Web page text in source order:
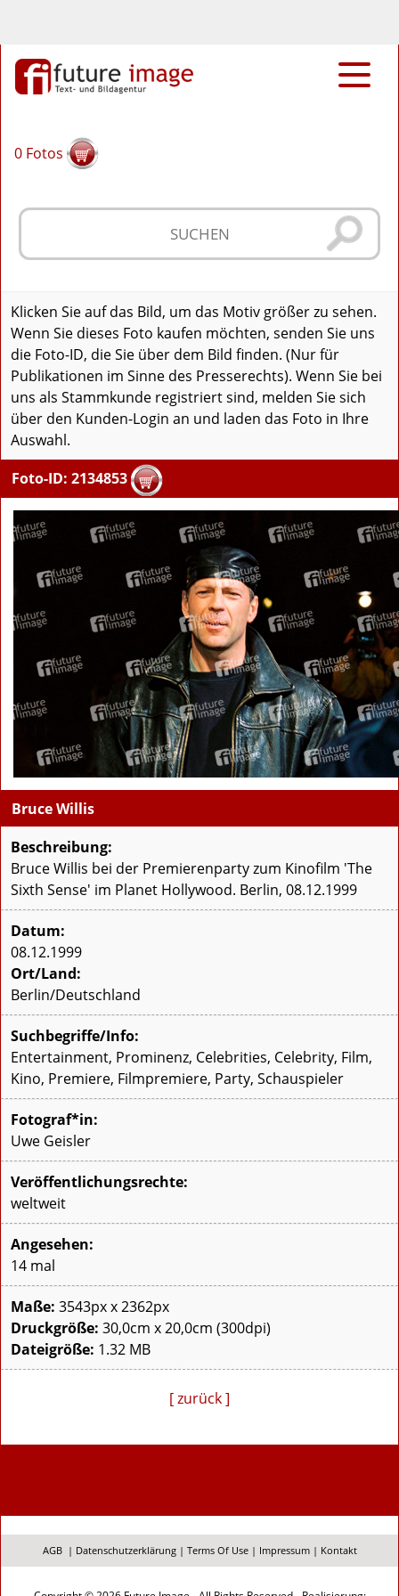
0 Fotos
Klicken Sie auf das Bild, um das Motiv größer zu sehen.
Wenn Sie dieses Foto kaufen möchten, senden Sie uns
die Foto-ID, die Sie über dem Bild finden. (Nur für
Publikationen im Sinne des Presserechts). Wenn Sie bei
uns als Stammkunde registriert sind, melden Sie sich
über den Kunden-Login an und laden das Foto in Ihre
Auswahl.
Foto-ID: 2134853
Bruce Willis
Beschreibung:
Bruce Willis bei der Premierenparty zum Kinofilm 'The
Sixth Sense' im Planet Hollywood. Berlin, 08.12.1999
Datum:
08.12.1999
Ort/Land:
Berlin/Deutschland
Suchbegriffe/Info:
Entertainment, Prominenz, Celebrities, Celebrity, Film,
Kino, Premiere, Filmpremiere, Party, Schauspieler
Fotograf*in:
Uwe Geisler
Veröffentlichungsrechte:
weltweit
Angesehen:
14 mal
Maße: 3543px x 2362px
Druckgröße: 30,0cm x 20,0cm (300dpi)
Dateigröße: 1.32 MB
[ zurück ]
AGB | Datenschutzerklärung| Terms Of Use| Impressum| Kontakt